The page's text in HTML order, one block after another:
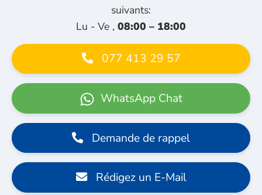
suivants:
Lu - Ve , 08:00 – 18:00
077 413 29 57
WhatsApp Chat
Demande de rappel
Rédigez un E-Mail